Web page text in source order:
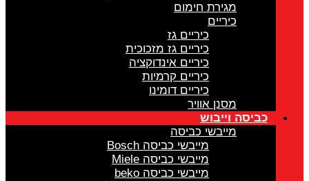
מגירת חימום
כיריים
כיריים גז
כיריים גז מזכוכית
כיריים אינדוקציה
כיריים קרמיות
כיריים דומינו
מסנן אוויר
כביסה וייבוש
מייבשי כביסה
מייבשי כביסה Bosch
מייבשי כביסה Miele
מייבשי כביסה beko